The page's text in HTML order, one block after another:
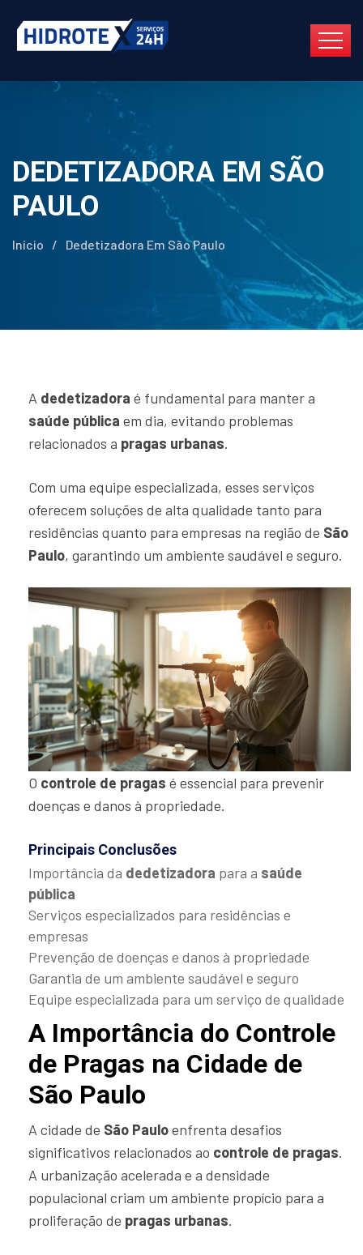
DEDETIZADORA EM SÃO
PAULO
Início / Dedetizadora Em São Paulo
A dedetizadora é fundamental para manter a
saúde pública em dia, evitando problemas
relacionados a pragas urbanas.
Com uma equipe especializada, esses serviços
oferecem soluções de alta qualidade tanto para
residências quanto para empresas na região de São
Paulo, garantindo um ambiente saudável e seguro.
O controle de pragas é essencial para prevenir
doenças e danos à propriedade.
Principais Conclusões
Importância da dedetizadora para a saúde
pública
Serviços especializados para residências e
empresas
Prevenção de doenças e danos à propriedade
Garantia de um ambiente saudável e seguro
Equipe especializada para um serviço de qualidade
A Importância do Controle
de Pragas na Cidade de
São Paulo
A cidade de São Pauloenfrenta desafios
significativos relacionados ao controle de pragas.
A urbanização acelerada e a densidade
populacional criam um ambiente propício para a
proliferação de pragas urbanas.